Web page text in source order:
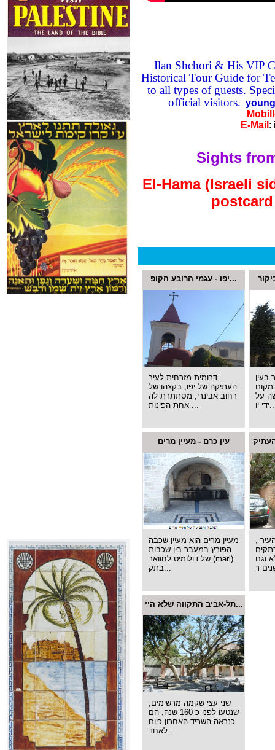
Ilan Shchori & His VIP
Historical Tour Guide for
to all types of guests.
official visitors.
E-Mail :
Sights
El-Hama (Israeli
יפו - עגמי הרובע הקופ...
דרומית מזרחית לעיר
העתיקה של יפו, בקצהו של
רחוב אבינרי, מסתתרת לה
אחת הפינות ...
בעין
על
יו...
עין כרם - מעיין מרים
מעיין מרים הוא מעיין שכבה
הפורץ במעבר בין שכבות
של דולומיט לחוואר (marl).
בתק...
,
וגם
תל-אביב התקווה שלא היי...
שני עצי שקמה מרשימים,
שנטעו לפני כ-160 שנה, הם
כנראה השריד האחרון כיום
לאחד ...